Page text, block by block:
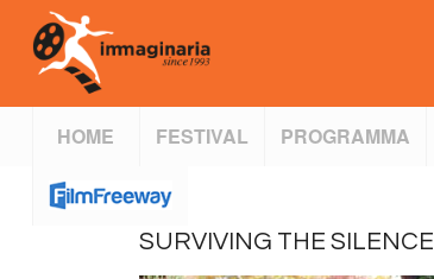
HOME FESTIVAL PROGRAMMA
SURVIVING THE SILENCE